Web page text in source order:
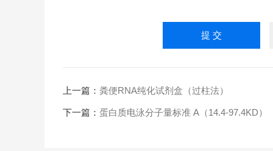
上一篇： 粪便RNA纯化试剂盒（过柱法）
下一篇： 蛋白质电泳分子量标准 A（14.4-97.4KD）